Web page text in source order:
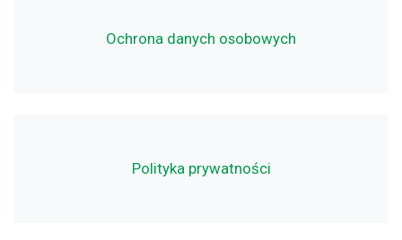
Ochrona danych osobowych
Polityka prywatności